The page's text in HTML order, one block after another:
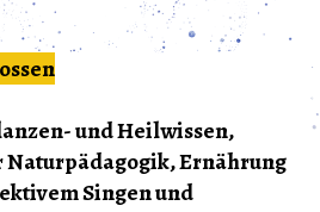
und Heilwissen,
Ernährung
Singen und